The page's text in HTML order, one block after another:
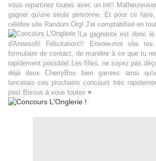
vous repartiriez toutes avec un lot!!
gagner qu'une seule personne. Et pour ce
célèbre site Random.Org! J'ai comptabilisé en
La gagnante est donc
d'Annesofi! Félicitation!!! Envoie-moi vite
formulaire de contact, de manière à ce que tu
rapidement possible! Les filles, ne soyez pas
déjà deux CherryBox bien garnies ainsi
lancerais ces prochains concours très
pas! Bisous à vous toutes ♥